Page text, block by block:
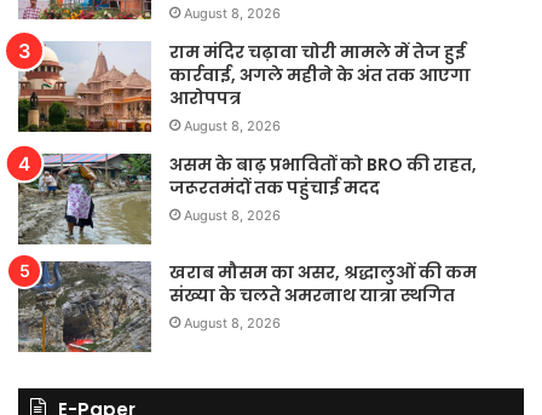
August 8, 2026
राम मंदिर चढ़ावा चोरी मामले में तेज हुई
कार्रवाई, अगले महीने के अंत तक आएगा
आरोपपत्र
August 8, 2026
असम के बाढ़ प्रभावितों को BRO की राहत,
जरूरतमंदों तक पहुंचाई मदद
August 8, 2026
खराब मौसम का असर, श्रद्धालुओं की कम
संख्या के चलते अमरनाथ यात्रा स्थगित
August 8, 2026
E-Paper